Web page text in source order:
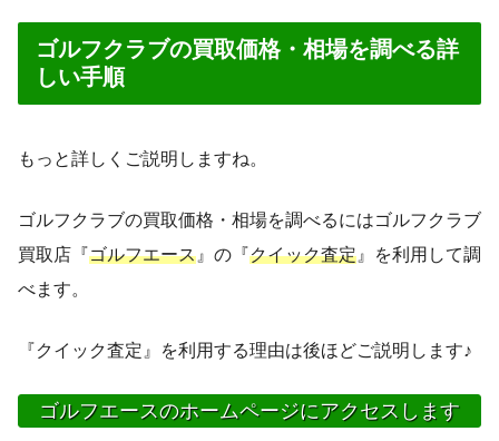
ゴルフクラブの買取価格・相場を調べる詳
しい手順
もっと詳しくご説明しますね。
ゴルフクラブの買取価格・相場を調べるにはゴルフクラブ
買取店『ゴルフエース 』の『クイック査定 』を利用して調
べます。
『クイック査定』を利用する理由は後ほどご説明します♪
ゴルフエースのホームページにアクセスします